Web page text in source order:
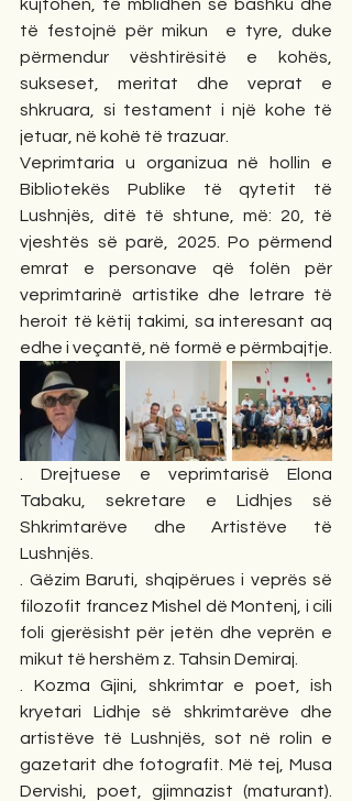
kujtohen, të mblidhen së bashku dhe
të festojnë për mikun  e tyre, duke
përmendur vështirësitë e kohës,
sukseset, meritat dhe veprat e
shkruara, si testament i një kohe të
jetuar, në kohë të trazuar.
Veprimtaria u organizua në hollin e
Bibliotekës Publike të qytetit të
Lushnjës, ditë të shtune, më: 20, të
vjeshtës së parë, 2025. Po përmend
emrat e personave që folën për
veprimtarinë artistike dhe letrare të
heroit të këtij takimi, sa interesant aq
edhe i veçantë, në formë e përmbajtje.
. Drejtuese e veprimtarisë Elona
Tabaku, sekretare e Lidhjes së
Shkrimtarëve dhe Artistëve të
Lushnjës.
. Gëzim Baruti, shqipërues i veprës së
filozofit francez Mishel dë Montenj, i cili
foli gjerësisht për jetën dhe veprën e
mikut të hershëm z. Tahsin Demiraj.
. Kozma Gjini, shkrimtar e poet, ish
kryetari Lidhje së shkrimtarëve dhe
artistëve të Lushnjës, sot në rolin e
gazetarit dhe fotografit. Më tej, Musa
Dervishi, poet, gjimnazist (maturant).